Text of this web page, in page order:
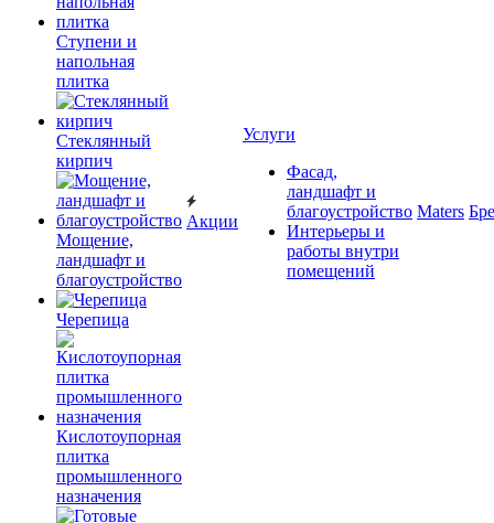
Ступени и
напольная
плитка
Cтеклянный
кирпич
Мощение,
ландшафт и
благоустройство
Черепица
Кислотоупорная
плитка
промышленного
назначения
Акции
Услуги
Фасад,
ландшафт и
благоустройство
Интерьеры и
работы внутри
помещений
Maters